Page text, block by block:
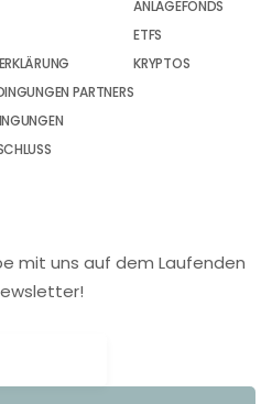
PARTNERS
ANLAGEFONDS
ETFS
KRYPTOS
mit uns auf dem Laufenden